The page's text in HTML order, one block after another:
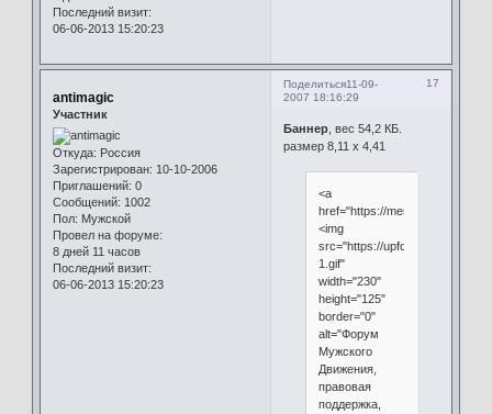
Последний визит:
06-06-2013 15:20:23
Поделиться 17
11-09-
2007 18:16:29
antimagic
Участник
Откуда: Россия
Зарегистрирован: 10-10-2006
Приглашений: 0
Сообщений: 1002
Пол: Мужской
Провел на форуме:
8 дней 11 часов
Последний визит:
06-06-2013 15:20:23
Баннер, вес 54,2 КБ.
размер 8,11 х 4,41
<a
href="https://
<img
src="https://upforme.ru/
1.gif"
width="230"
height="125"
border="0"
alt="Форум
Мужского
Движения,
правовая
поддержка,